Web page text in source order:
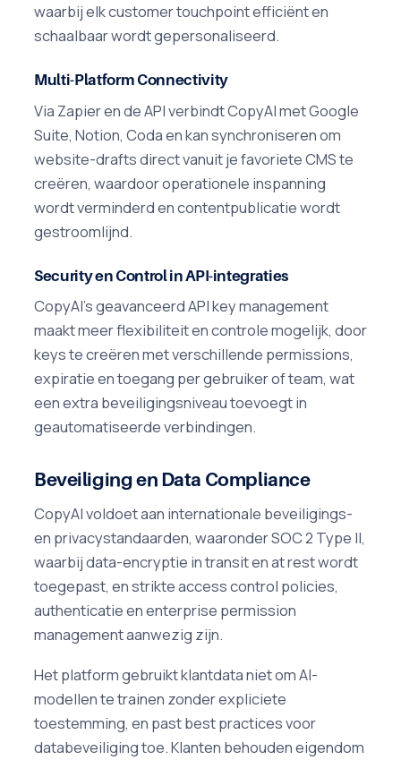
waarbij elk customer touchpoint efficiënt en
schaalbaar wordt gepersonaliseerd.
Multi-Platform Connectivity
Via Zapier en de API verbindt CopyAI met Google
Suite, Notion, Coda en kan synchroniseren om
website-drafts direct vanuit je favoriete CMS te
creëren, waardoor operationele inspanning
wordt verminderd en contentpublicatie wordt
gestroomlijnd.
Security en Control in API-integraties
CopyAI's geavanceerd API key management
maakt meer flexibiliteit en controle mogelijk, door
keys te creëren met verschillende permissions,
expiratie en toegang per gebruiker of team, wat
een extra beveiligingsniveau toevoegt in
geautomatiseerde verbindingen.
Beveiliging en Data Compliance
CopyAI voldoet aan internationale beveiligings-
en privacystandaarden, waaronder SOC 2 Type II,
waarbij data-encryptie in transit en at rest wordt
toegepast, en strikte access control policies,
authenticatie en enterprise permission
management aanwezig zijn.
Het platform gebruikt klantdata niet om AI-
modellen te trainen zonder expliciete
toestemming, en past best practices voor
databeveiliging toe. Klanten behouden eigendom